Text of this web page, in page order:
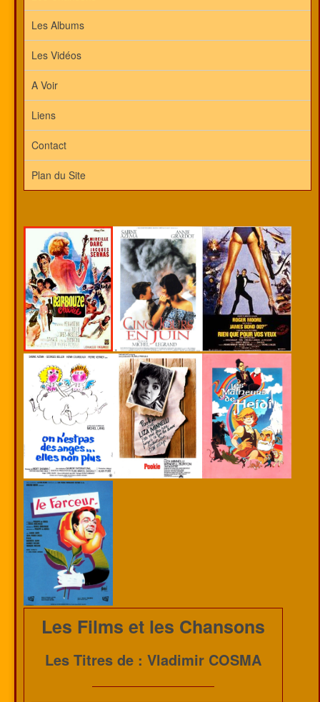
Les Albums
Les Vidéos
A Voir
Liens
Contact
Plan du Site
Les Films et les Chansons
Les Titres de : Vladimir COSMA